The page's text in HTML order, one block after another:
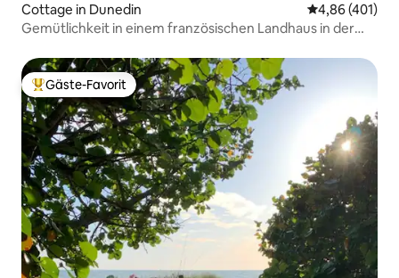
Cottage in Dunedin
4,86 (401)
Gemütlichkeit in einem französischen Landhaus in der
Beliebter Gäste-Favorit.
Gäste-Favorit